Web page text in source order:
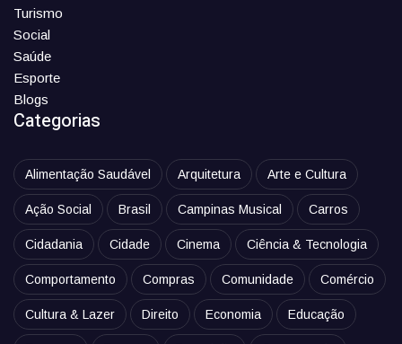
Turismo
Social
Saúde
Esporte
Blogs
Categorias
Alimentação Saudável Arquitetura Arte e Cultura
Ação Social Brasil Campinas Musical Carros
Cidadania Cidade Cinema Ciência & Tecnologia
Comportamento Compras Comunidade Comércio
Cultura & Lazer Direito Economia Educação